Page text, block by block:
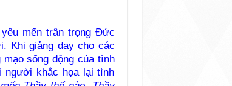
mến trân trọng Đức
Khi giảng dạy cho các
sống động của tình
người khắc họa lại tình